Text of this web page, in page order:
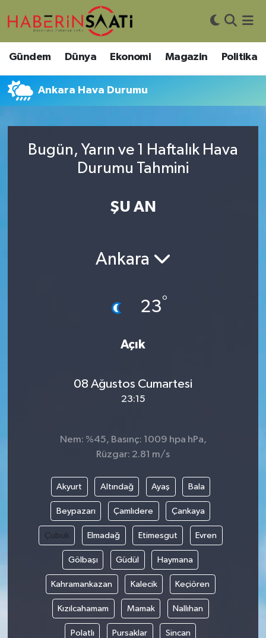
Gündem Dünya Ekonomi Magazin Politika
Ankara Hava Durumu
Bugün, Yarın ve 1 Haftalık Hava
Durumu Tahmini
ŞU AN
Ankara
23°
Açık
08 Ağustos Cumartesi
23:15
Nem: %45, Basınç: 1009 hpa hPa,
Rüzgar: 2.81 m/s
Akyurt Altındağ Ayaş Bala
Beypazarı Çamlıdere Çankaya
Çubuk Elmadağ Etimesgut Evren
Gölbaşı Güdül Haymana
Kahramankazan Kalecik Keçiören
Kızılcahamam Mamak Nallıhan
Polatlı Pursaklar Sincan
Asayiş
Bilim ve Teknoloji
Çevre
Magazin
Politika
Siyaset
Spor
Nöbetçi Eczaneler
Hava Durumu
Trafik Durumu
Tüm Manşetler